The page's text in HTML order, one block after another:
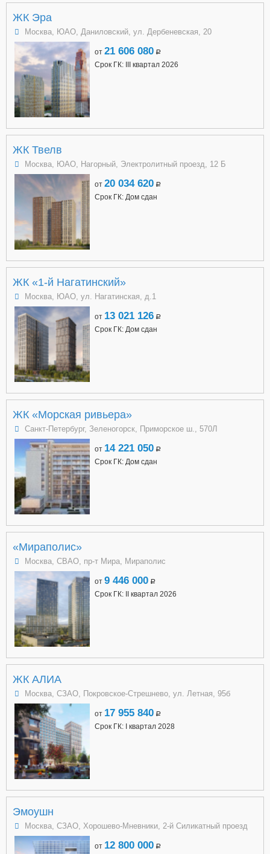
ЖК Эра
Москва, ЮАО, Даниловский, ул. Дербеневская, 20
от 21 606 080 a
Срок ГК: III квартал 2026
ЖК Твелв
Москва, ЮАО, Нагорный, Электролитный проезд, 12 Б
от 20 034 620 a
Срок ГК: Дом сдан
ЖК «1-й Нагатинский»
Москва, ЮАО, ул. Нагатинская, д.1
от 13 021 126 a
Срок ГК: Дом сдан
ЖК «Морская ривьера»
Санкт-Петербург, Зеленогорск, Приморское ш., 570Л
от 14 221 050 a
Срок ГК: Дом сдан
«Мираполис»
Москва, СВАО, пр-т Мира, Мираполис
от 9 446 000 a
Срок ГК: II квартал 2026
ЖК АЛИА
Москва, СЗАО, Покровское-Стрешнево, ул. Летная, 95б
от 17 955 840 a
Срок ГК: I квартал 2028
Эмоушн
Москва, СЗАО, Хорошево-Мневники, 2-й Силикатный проезд
от 12 800 000 a